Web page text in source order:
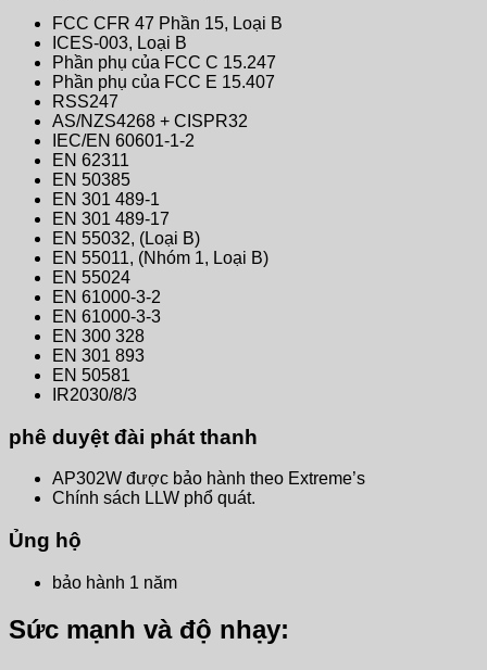
FCC CFR 47 Phần 15, Loại B
ICES-003, Loại B
Phần phụ của FCC C 15.247
Phần phụ của FCC E 15.407
RSS247
AS/NZS4268 + CISPR32
IEC/EN 60601-1-2
EN 62311
EN 50385
EN 301 489-1
EN 301 489-17
EN 55032, (Loại B)
EN 55011, (Nhóm 1, Loại B)
EN 55024
EN 61000-3-2
EN 61000-3-3
EN 300 328
EN 301 893
EN 50581
IR2030/8/3
phê duyệt đài phát thanh
AP302W được bảo hành theo Extreme’s
Chính sách LLW phổ quát.
Ủng hộ
bảo hành 1 năm
Sức mạnh và độ nhạy: